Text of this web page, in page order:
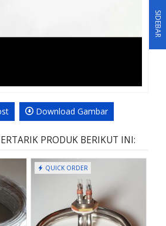
Download Gambar
PRODUK BERIKUT INI:
QUICK ORDER
SIDEBAR